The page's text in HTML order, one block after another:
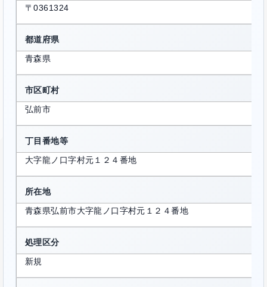
〒0361324
都道府県
青森県
市区町村
弘前市
丁目番地等
大字龍ノ口字村元１２４番地
所在地
青森県弘前市大字龍ノ口字村元１２４番地
処理区分
新規